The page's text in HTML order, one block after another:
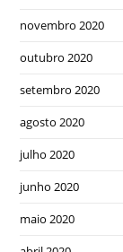
novembro 2020
outubro 2020
setembro 2020
agosto 2020
julho 2020
junho 2020
maio 2020